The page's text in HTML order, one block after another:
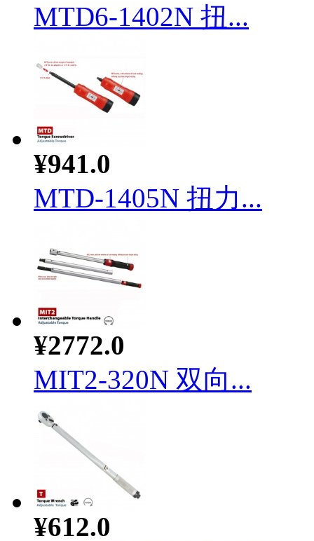
MTD6-1402N 扭...
¥941.0
MTD-1405N 扭力...
¥2772.0
MIT2-320N 双向...
¥612.0